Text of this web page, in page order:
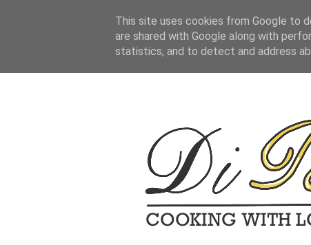
This site uses cookies from Google to
are shared with Google along with
statistics, and to detect and address